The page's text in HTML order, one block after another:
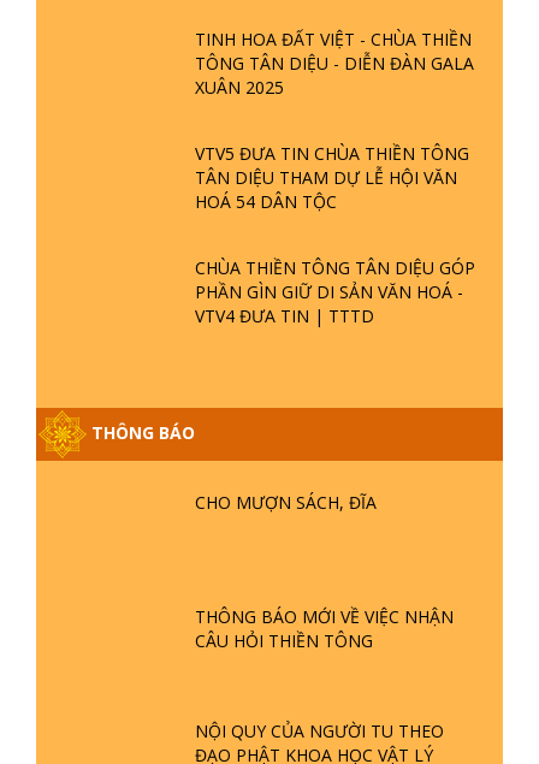
TINH HOA ĐẤT VIỆT - CHÙA THIỀN
TÔNG TÂN DIỆU - DIỄN ĐÀN GALA
XUÂN 2025
VTV5 ĐƯA TIN CHÙA THIỀN TÔNG
TÂN DIỆU THAM DỰ LỄ HỘI VĂN
HOÁ 54 DÂN TỘC
CHÙA THIỀN TÔNG TÂN DIỆU GÓP
PHẦN GÌN GIỮ DI SẢN VĂN HOÁ -
VTV4 ĐƯA TIN | TTTD
THÔNG BÁO
CHO MƯỢN SÁCH, ĐĨA
THÔNG BÁO MỚI VỀ VIỆC NHẬN
CÂU HỎI THIỀN TÔNG
NỘI QUY CỦA NGƯỜI TU THEO
ĐẠO PHẬT KHOA HỌC VẬT LÝ
GIẢI ĐÁP ĐẶC BIỆT P25 - SUỐT 49
NĂM PHẬT KHÔNG NÓI? HỘI LONG
HOA LÀ HỘI GÌ? TỬ VÌ ĐẠO
PHẬT GIỚI CÓ THỜI GIAN KHÔNG? |
TTTD
ĐỨC CHÚA TRỜI LÀ AI? QUỶ SA
TĂNG? | TTTD